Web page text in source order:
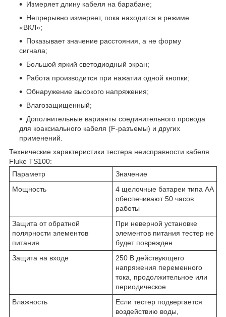
Измеряет длину кабеля на барабане;
Непрерывно измеряет, пока находится в режиме
«ВКЛ»;
Показывает значение расстояния, а не форму
сигнала;
Большой яркий светодиодный экран;
Работа производится при нажатии одной кнопки;
Обнаружение высокого напряжения;
Влагозащищенный;
Дополнительные варианты соединительного провода
для коаксиального кабеля (F-разъемы) и других
применений.
Технические характеристики тестера неисправности кабеля
Fluke TS100:
Параметр
Значение
Мощность
4 щелочные батареи типа AA
обеспечивают 50 часов
работы
Защита от обратной
полярности элементов
питания
При неверной установке
элементов питания тестер не
будет поврежден
Защита на входе
250 В действующего
напряжения переменного
тока, продолжительное или
периодическое
Влажность
Если тестер подвергается
воздействию воды,